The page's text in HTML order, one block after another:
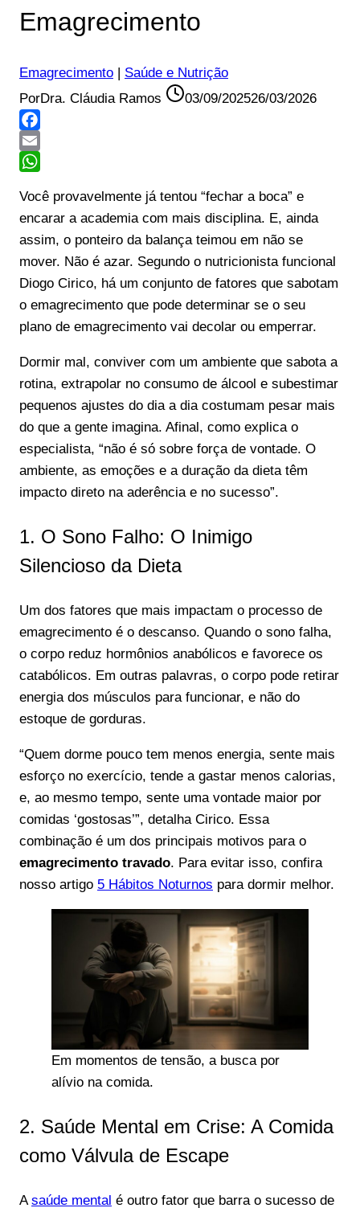
Emagrecimento
Emagrecimento | Saúde e Nutrição
PorDra. Cláudia Ramos 03/09/202526/03/2026
Você provavelmente já tentou “fechar a boca” e
encarar a academia com mais disciplina. E, ainda
assim, o ponteiro da balança teimou em não se
mover. Não é azar. Segundo o nutricionista funcional
Diogo Cirico, há um conjunto de fatores que sabotam
o emagrecimento que pode determinar se o seu
plano de emagrecimento vai decolar ou emperrar.
Dormir mal, conviver com um ambiente que sabota a
rotina, extrapolar no consumo de álcool e subestimar
pequenos ajustes do dia a dia costumam pesar mais
do que a gente imagina. Afinal, como explica o
especialista, “não é só sobre força de vontade. O
ambiente, as emoções e a duração da dieta têm
impacto direto na aderência e no sucesso”.
1. O Sono Falho: O Inimigo
Silencioso da Dieta
Um dos fatores que mais impactam o processo de
emagrecimento é o descanso. Quando o sono falha,
o corpo reduz hormônios anabólicos e favorece os
catabólicos. Em outras palavras, o corpo pode retirar
energia dos músculos para funcionar, e não do
estoque de gorduras.
“Quem dorme pouco tem menos energia, sente mais
esforço no exercício, tende a gastar menos calorias,
e, ao mesmo tempo, sente uma vontade maior por
comidas ‘gostosas’”, detalha Cirico. Essa
combinação é um dos principais motivos para o
emagrecimento travado. Para evitar isso, confira
nosso artigo 5 Hábitos Noturnos para dormir melhor.
Em momentos de tensão, a busca por
alívio na comida.
2. Saúde Mental em Crise: A Comida
como Válvula de Escape
A saúde mental é outro fator que barra o sucesso de